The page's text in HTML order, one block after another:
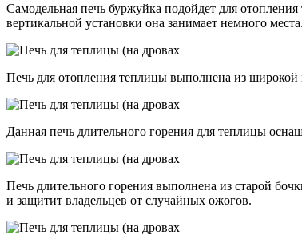
Самодельная печь буржуйка подойдет для
вертикальной установки она занимает немного места.
Печь для отопления теплицы выполнена из
Данная печь длительного горения для теплицы
Печь длительного горения выполнена из старой
и защитит владельцев от случайных ожогов.